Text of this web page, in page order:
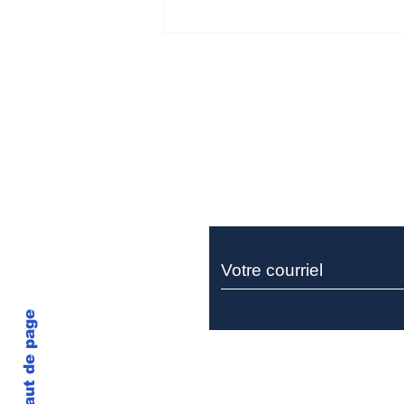
un sociétaire pour son
Haut de page